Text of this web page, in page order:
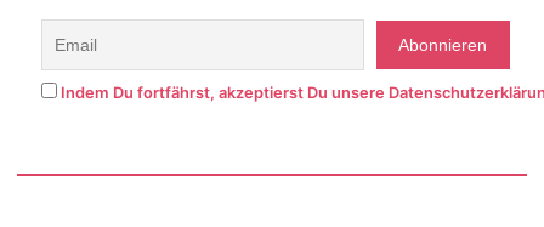
Indem Du fortfährst, akzeptierst Du unsere